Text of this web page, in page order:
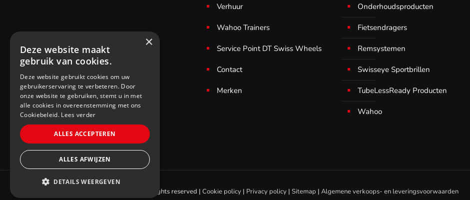
Verhuur
Wahoo Trainers
Service Point DT Swiss Wheels
Contact
Merken
Onderhoudsproducten
Fietsendragers
Remsystemen
Swisseye Sportbrillen
TubeLessReady Producten
Wahoo
© 2021 SWS Cycling. All rights reserved | Cookie policy| Privacy policy| Sitemap | Algemene verkoops- en leveringsvoorwaarden
×
Deze website maakt
gebruik van cookies.
Deze website gebruikt cookies om uw
gebruikerservaring te verbeteren. Door
onze website te gebruiken, stemt u in met
alle cookies in overeenstemming met ons
Cookiebeleid. Lees verder
ALLES ACCEPTEREN
ALLES AFWIJZEN
DETAILS WEERGEVEN